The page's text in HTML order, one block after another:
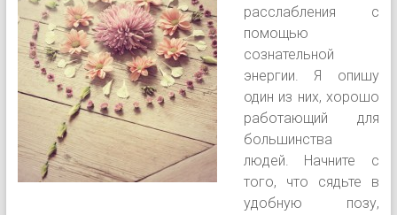
расслабления с
помощью
сознательной
энергии. Я опишу
один из них, хорошо
работающий для
большинства
людей. Начните с
того, что сядьте в
удобную позу,